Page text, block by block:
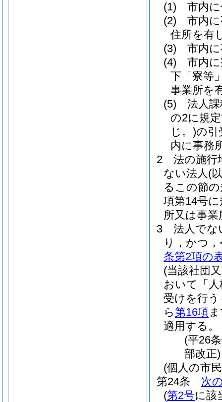
(1)
市内
(2)
市内
住所を有
(3)
市内
(4)
市内
下「寮等
事業所を
(5)
法人
の2に規
じ。)の引
内に事務
2
法の施行
ない法人(
るこの節
項第14号
所又は事
3
法人でな
り，かつ
条第2項の
(当該社団
おいて「
受けを行
ら第16項
適用する。
(平26
部改正)
(個人の市
第24条
次
(第2号に該